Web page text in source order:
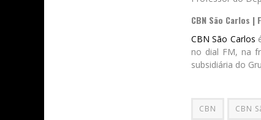
CBN São Carlos |
CBN São Carlos
no dial FM, na
subsidiária do
CBN CBN